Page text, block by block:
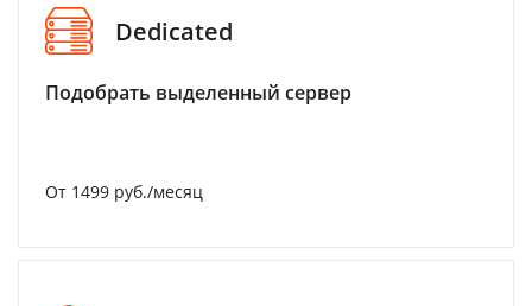
Dedicated
Подобрать выделенный сервер
От 1499 руб./месяц